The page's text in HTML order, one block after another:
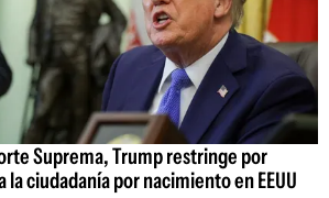
Suprema, Trump restringe por
ciudadanía por nacimiento en EEUU